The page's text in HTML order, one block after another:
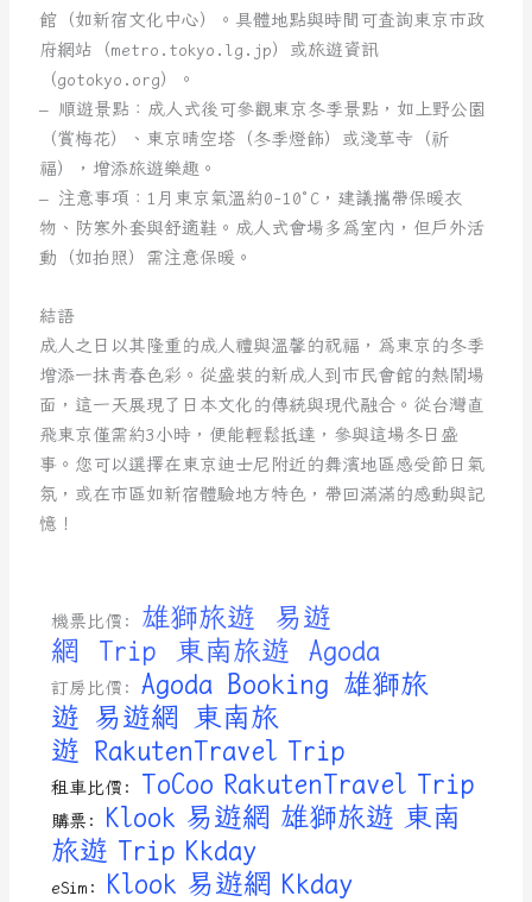
館（如新宿文化中心）。具體地點與時間可查詢東京市政
府網站（metro.tokyo.lg.jp）或旅遊資訊
（gotokyo.org）。
– 順遊景點：成人式後可參觀東京冬季景點，如上野公園
（賞梅花）、東京晴空塔（冬季燈飾）或淺草寺（祈
福），增添旅遊樂趣。
– 注意事項：1月東京氣溫約0-10°C，建議攜帶保暖衣
物、防寒外套與舒適鞋。成人式會場多為室內，但戶外活
動（如拍照）需注意保暖。
結語
成人之日以其隆重的成人禮與溫馨的祝福，為東京的冬季
增添一抹青春色彩。從盛裝的新成人到市民會館的熱鬧場
面，這一天展現了日本文化的傳統與現代融合。從台灣直
飛東京僅需約3小時，便能輕鬆抵達，參與這場冬日盛
事。您可以選擇在東京迪士尼附近的舞濱地區感受節日氣
氛，或在市區如新宿體驗地方特色，帶回滿滿的感動與記
憶！
機票比價: 雄獅旅遊
易遊
網
Trip 東南旅遊 Agoda
訂房比價:Agoda Booking 雄獅旅
遊 易遊網 東南旅
遊 RakutenTravel Trip
租車比價: ToCoo RakutenTravel Trip
購票: Klook 易遊網 雄獅旅遊 東南
旅遊 Trip Kkday
eSim: Klook 易遊網 Kkday